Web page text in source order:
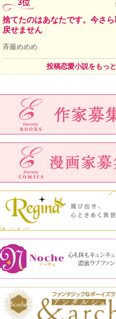
3位
捨てたのはあなたです。今さら
戻せません
斉藤めめめ
投稿恋愛小説をもっ